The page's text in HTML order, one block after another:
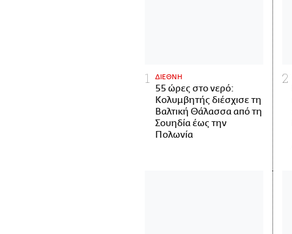
ΔΙΕΘΝΗ
55 ώρες στο νερό:
Κολυμβητής διέσχισε τη
Βαλτική Θάλασσα από τη
Σουηδία έως την
Πολωνία